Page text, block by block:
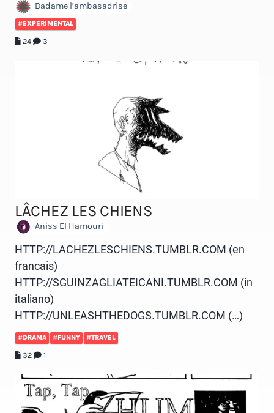
Badame l’ambasadrise
#EXPERIMENTAL
24 3
LÂCHEZ LES CHIENS
Aniss El Hamouri
HTTP://LACHEZLESCHIENS.TUMBLR.COM (en
francais)
HTTP://SGUINZAGLIATEICANI.TUMBLR.COM (in
italiano)
HTTP://UNLEASHTHEDOGS.TUMBLR.COM (…)
#DRAMA #FUNNY #TRAVEL
32 1